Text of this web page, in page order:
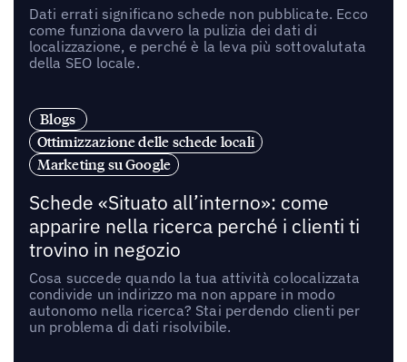
Dati errati significano schede non pubblicate. Ecco
come funziona davvero la pulizia dei dati di
localizzazione, e perché è la leva più sottovalutata
della SEO locale.
Blogs
Ottimizzazione delle schede locali
Marketing su Google
Schede «Situato all’interno»: come
apparire nella ricerca perché i clienti ti
trovino in negozio
Cosa succede quando la tua attività colocalizzata
condivide un indirizzo ma non appare in modo
autonomo nella ricerca? Stai perdendo clienti per
un problema di dati risolvibile.